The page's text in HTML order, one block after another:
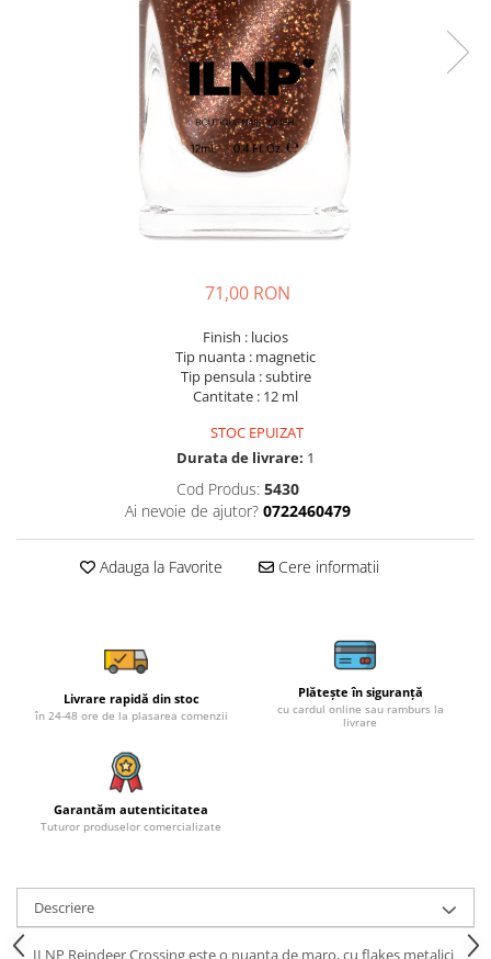
71,00 RON
Finish : lucios
Tip nuanta : magnetic
Tip pensula : subtire
Cantitate : 12 ml
STOC EPUIZAT
Durata de livrare: 1
Cod Produs: 5430
Ai nevoie de ajutor? 0722460479
Adauga la Favorite Cere informatii
Livrare rapidă din stoc
în 24-48 ore de la plasarea comenzii
Plătește în siguranță
cu cardul online sau ramburs la
livrare
Garantăm autenticitatea
Tuturor produselor comercializate
Descriere
ILNP Reindeer Crossing este o nuanta de maro, cu flakes metalici